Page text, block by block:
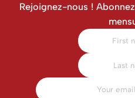
Rejoignez-nous !